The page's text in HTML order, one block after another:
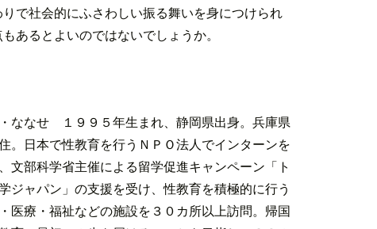
で社会的にふさわしい振る舞いを身につけられ
あるとよいのではないでしょうか。
ななせ １９９５年生まれ、静岡県出身。兵庫県
。日本で性教育を行うＮＰＯ法人でインターンを
文部科学省主催による留学促進キャンペーン「ト
ジャパン」の支援を受け、性教育を積極的に行う
医療・福祉などの施設を３０カ所以上訪問。帰国